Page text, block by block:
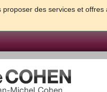
des services et offres
GROSSESSE & BEBE